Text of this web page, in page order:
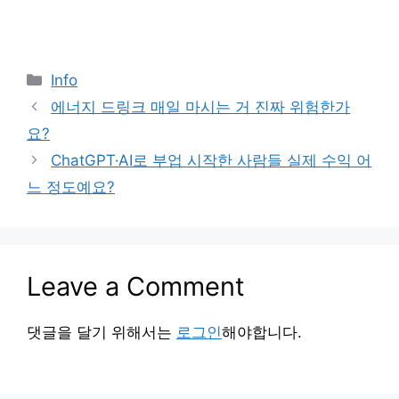
Categories
Info
에너지 드링크 매일 마시는 거 진짜 위험한가
요?
ChatGPT·AI로 부업 시작한 사람들 실제 수익 어
느 정도예요?
Leave a Comment
댓글을 달기 위해서는 로그인해야합니다.